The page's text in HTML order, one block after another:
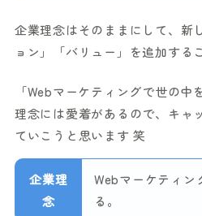
企業理念はそのままにして、新
ョン」「バリュー」を追加する
「Webマーケティングで世の
理念には愛着があるので、キャ
ていこうと思います 笑
企業理
念
Webマーケティン
る。